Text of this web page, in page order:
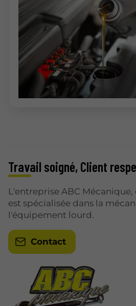
Travail soigné, Client
L'entreprise ABC
est spécialisée dans la
l'équipement lourd.
Contact